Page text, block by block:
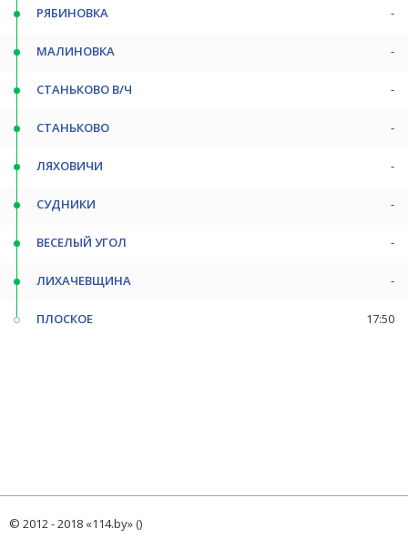
РЯБИНОВКА -
МАЛИНОВКА -
СТАНЬКОВО В/Ч -
СТАНЬКОВО -
ЛЯХОВИЧИ -
СУДНИКИ -
ВЕСЕЛЫЙ УГОЛ -
ЛИХАЧЕВЩИНА -
ПЛОСКОЕ 17:50
© 2012 - 2018 «114.by» ()